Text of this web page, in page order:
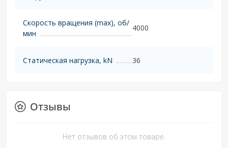
Скорость вращения (max), об/
мин
4000
Статическая нагрузка, kN 36
Отзывы
Нет отзывов об этом товаре.